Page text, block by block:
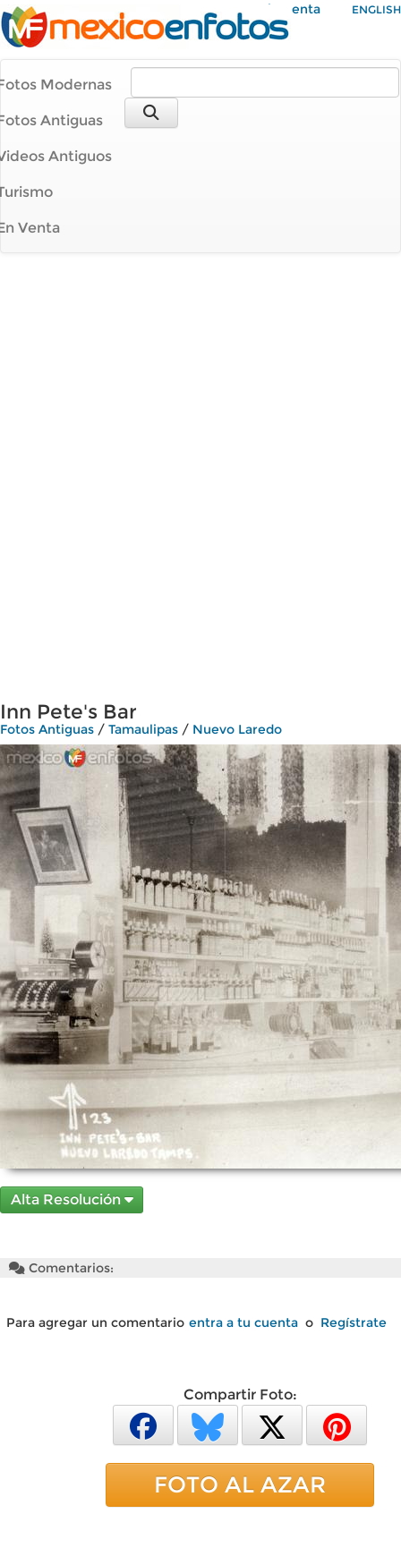
Mi Cuenta ENGLISH
Modernas
Antiguas
Antiguos
Venta
Inn Pete's Bar
Fotos Antiguas / Tamaulipas / Nuevo Laredo
Alta Resolución
Comentarios:
Para agregar un comentario entra a tu cuenta o Regístrate
Compartir Foto:
FOTO AL AZAR